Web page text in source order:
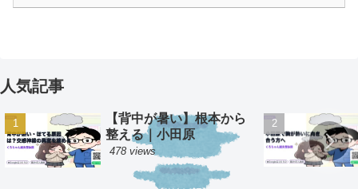
人気記事
【背中が暑い】根本から
整える｜小田原
478 views